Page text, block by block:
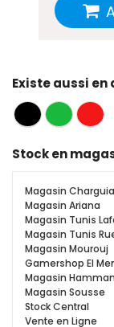
Existe aussi
Stock en
Magasin Charguia
Magasin Ariana
Magasin Tunis
Magasin Tunis
Magasin Mourouj
Gamershop El
Magasin
Magasin Sousse
Stock Central
Vente en Ligne